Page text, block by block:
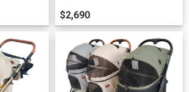
$2,690